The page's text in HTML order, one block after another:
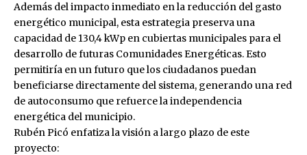
Además del impacto inmediato en la reducción del gasto
energético municipal, esta estrategia preserva una
capacidad de 130,4 kWp en cubiertas municipales para el
desarrollo de futuras Comunidades Energéticas. Esto
permitiría en un futuro que los ciudadanos puedan
beneficiarse directamente del sistema, generando una red
de autoconsumo que refuerce la independencia
energética del municipio.
Rubén Picó enfatiza la visión a largo plazo de este
proyecto: